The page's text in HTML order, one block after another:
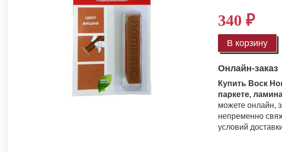
340 ₽
В корзину
Онлайн-заказ
Купить Воск
паркете,
можете онлайн,
непременно
условий